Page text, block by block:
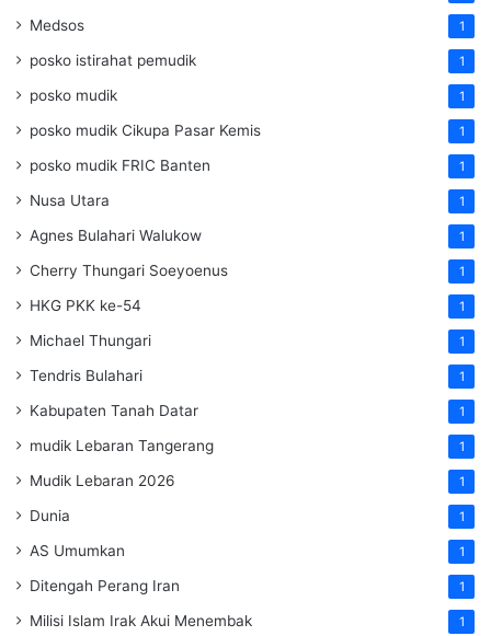
Medsos 1
posko istirahat pemudik 1
posko mudik 1
posko mudik Cikupa Pasar Kemis 1
posko mudik FRIC Banten 1
Nusa Utara 1
Agnes Bulahari Walukow 1
Cherry Thungari Soeyoenus 1
HKG PKK ke-54 1
Michael Thungari 1
Tendris Bulahari 1
Kabupaten Tanah Datar 1
mudik Lebaran Tangerang 1
Mudik Lebaran 2026 1
Dunia 1
AS Umumkan 1
Ditengah Perang Iran 1
Milisi Islam Irak Akui Menembak 1